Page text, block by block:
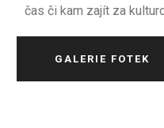
čas či kam zajít za
GALERIE FOTEK